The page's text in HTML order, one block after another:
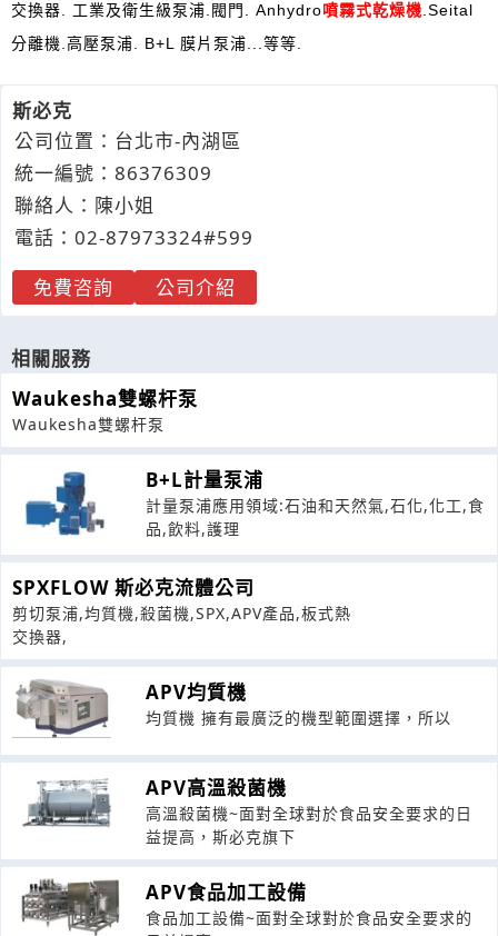
交換器. 工業及衛生級泵浦.閥門. Anhydro噴霧式乾燥機.Seital
分離機.高壓泵浦. B+L 膜片泵浦...等等.
斯必克
公司位置：台北市-內湖區
統一編號：86376309
聯絡人：陳小姐
電話： 02-87973324#599
免費咨詢
公司介紹
相關服務
Waukesha雙螺杆泵
Waukesha雙螺杆泵
B+L計量泵浦
計量泵浦應用領域:石油和天然氣,石化,化工,食
品,飲料,護理
SPXFLOW 斯必克流體公司
剪切泵浦,均質機,殺菌機,SPX,APV產品,板式熱
交換器,
APV均質機
均質機 擁有最廣泛的機型範圍選擇，所以
APV高溫殺菌機
高溫殺菌機~面對全球對於食品安全要求的日
益提高，斯必克旗下
APV食品加工設備
食品加工設備~面對全球對於食品安全要求的